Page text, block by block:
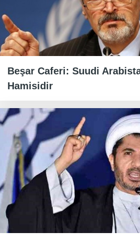
Beşar Caferi: Suudi
Hamisidir